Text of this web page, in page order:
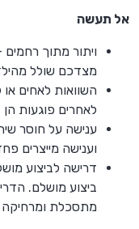
אל תעשה
ויתור מתוך
מצדכם שולל
השוואות לאחים או
לאחרים פוגעות הן
ענישה על חוסר
וענישה מייצרים
דרישה לביצוע
ביצוע מושלם.
מתסכלת